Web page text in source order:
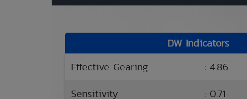
DW Indicators
Effective Gearing
: 4.86
Sensitivity
: 0.71